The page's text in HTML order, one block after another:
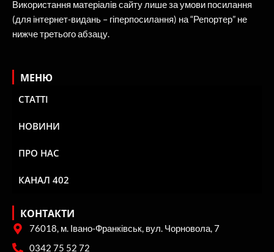
Використання матеріалів сайту лише за умови посилання
(для інтернет-видань – гіперпосилання) на “Репортер” не
нижче третього абзацу.
МЕНЮ
СТАТТІ
НОВИНИ
ПРО НАС
КАНАЛ 402
КОНТАКТИ
76018, м. Івано-Франківськ, вул. Чорновола, 7
0342 75 52 72